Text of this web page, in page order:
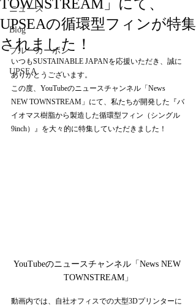
ニュース
Blog
ブルーカーボン
UPSEA
TOWNSTREAM」にて、
UPSEAの循環型フィンが特集
されました！
いつもSUSTAINABLE JAPANを応援いただき、誠に
ありがとうございます。
この度、YouTubeのニュースチャンネル「News
NEW TOWNSTREAM」にて、私たちが開発した『バ
イオマス樹脂から製造した循環型フィン（シングル
9inch）』を大々的に特集していただきました！
YouTubeのニュースチャンネル「News NEW
TOWNSTREAM」
動画内では、自社オフィスでの大型3Dプリンターに